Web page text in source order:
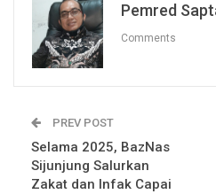
Pemred
Comments
PREV POST
Selama 2025, BazNas
Sijunjung Salurkan
Zakat dan Infak Capai